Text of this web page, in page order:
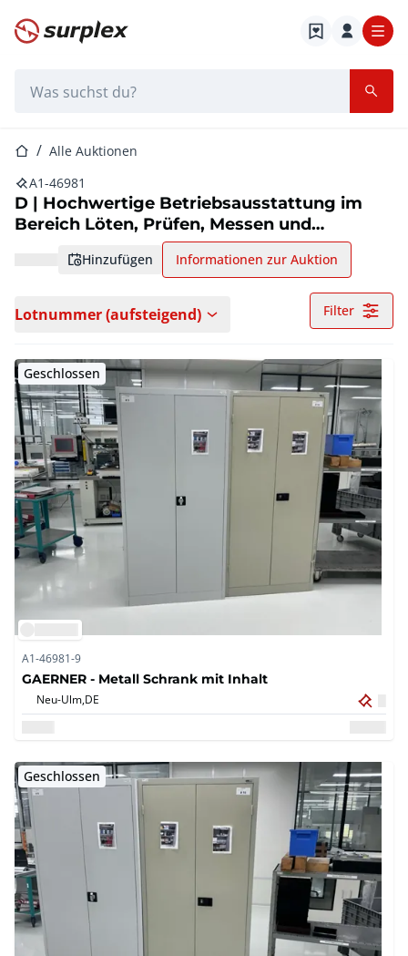
Startseite
StartseiteAlle Auktionen
A1-46981
D | Hochwertige Betriebsausstattung im
Bereich Löten, Prüfen, Messen und
hinzufügen Informationen zur Auktion
Lotnummer (aufsteigend) Filter
Geschlossen
A1-46981-9
GAERNER - Metall Schrank mit Inhalt
Neu-Ulm,DE
Geschlossen